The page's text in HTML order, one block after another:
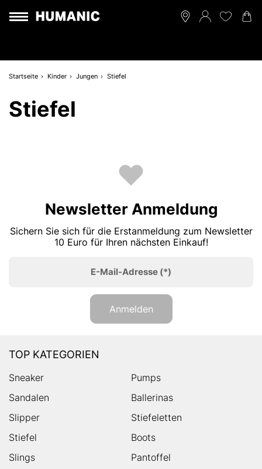
Startseite Kinder Jungen Stiefel
Stiefel
Newsletter Anmeldung
Sichern Sie sich für die Erstanmeldung zum Newsletter
10 Euro für Ihren nächsten Einkauf!
E-Mail-Adresse (*)
Anmelden
TOP KATEGORIEN
Sneaker
Pumps
Sandalen
Ballerinas
Slipper
Stiefeletten
Stiefel
Boots
Slings
Pantoffel